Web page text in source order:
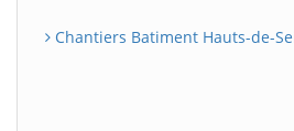
Chantiers Batiment Hauts-de-